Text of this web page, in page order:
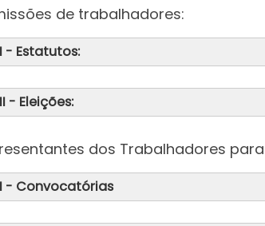
de trabalhadores:
I - Estatutos:
II - Eleições:
dos Trabalhadores
I - Convocatórias